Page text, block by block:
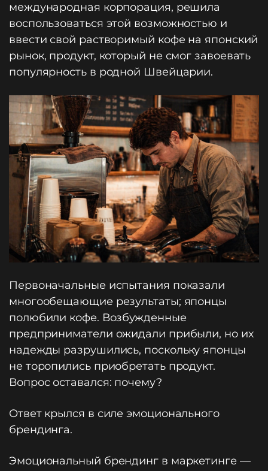
международная корпорация, решила
воспользоваться этой возможностью и
ввести свой растворимый кофе на японский
рынок, продукт, который не смог завоевать
популярность в родной Швейцарии.
Первоначальные испытания показали
многообещающие результаты; японцы
полюбили кофе. Возбужденные
предприниматели ожидали прибыли, но их
надежды разрушились, поскольку японцы
не торопились приобретать продукт.
Вопрос оставался: почему?
Ответ крылся в силе эмоционального
брендинга.
Эмоциональный брендинг в маркетинге —